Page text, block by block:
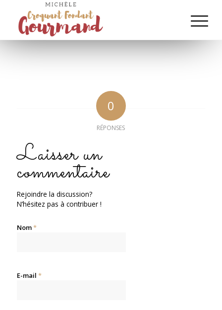
0
RÉPONSES
Laisser un
commentaire
Rejoindre la discussion?
N’hésitez pas à contribuer !
Nom*
E-mail *